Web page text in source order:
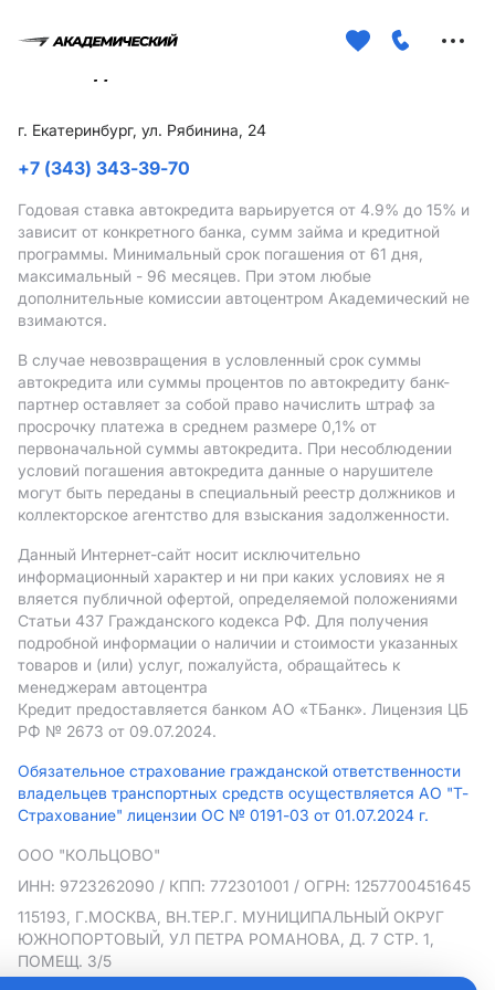
г. Екатеринбург, ул. Рябинина, 24
+7 (343) 343-39-70
Годовая ставка автокредита варьируется от 4.9% до 15% и
зависит от конкретного банка, сумм займа и кредитной
программы. Минимальный срок погашения от 61 дня,
максимальный - 96 месяцев. При этом любые
дополнительные комиссии автоцентром Академический не
взимаются.
В случае невозвращения в условленный срок суммы
автокредита или суммы процентов по автокредиту банк-
партнер оставляет за собой право начислить штраф за
просрочку платежа в среднем размере 0,1% от
первоначальной суммы автокредита. При несоблюдении
условий погашения автокредита данные о нарушителе
могут быть переданы в специальный реестр должников и
коллекторское агентство для взыскания задолженности.
Данный Интернет-сайт носит исключительно
информационный характер и ни при каких условиях не я
вляется публичной офертой, определяемой положениями
Статьи 437 Гражданского кодекса РФ. Для получения
подробной информации о наличии и стоимости указанных
товаров и (или) услуг, пожалуйста, обращайтесь к
менеджерам автоцентра
Кредит предоставляется банком АO «ТБанк». Лицензия ЦБ
РФ № 2673 от 09.07.2024.
Обязательное страхование гражданской ответственности
владельцев транспортных средств осуществляется АО "Т-
Страхование" лицензии ОС № 0191-03 от 01.07.2024 г.
ООО "КОЛЬЦОВО"
ИНН: 9723262090 / КПП: 772301001 / ОГРН: 1257700451645
115193, Г.МОСКВА, ВН.ТЕР.Г. МУНИЦИПАЛЬНЫЙ ОКРУГ
ЮЖНОПОРТОВЫЙ, УЛ ПЕТРА РОМАНОВА, Д. 7 СТР. 1,
ПОМЕЩ. 3/5